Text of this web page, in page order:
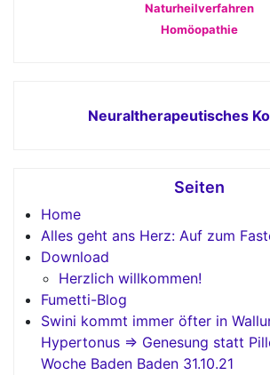
Naturheilverfahren
Homöopathie
Neuraltherapeutisches
Seiten
Home
Alles geht ans Herz: Auf zum
Download
Herzlich willkommen!
Fumetti-Blog
Swini kommt immer öfter in
Hypertonus => Genesung statt
Woche Baden Baden 31.10.21